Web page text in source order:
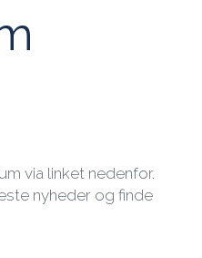
via linket nedenfor.
nyheder og finde